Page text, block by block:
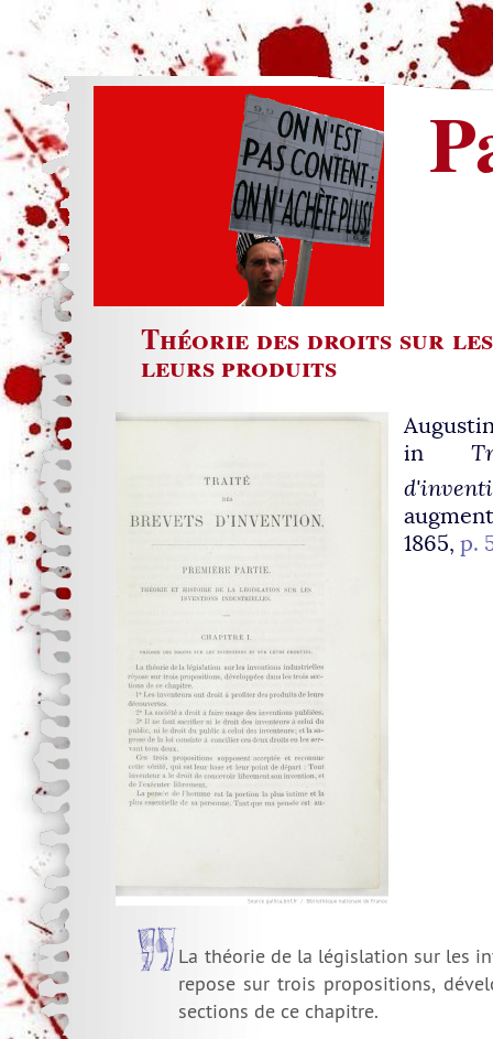
Théorie des droits sur
leurs produits
in
1865,p.
La théorie de la législation sur les
repose sur trois propositions,
sections de ce chapitre.